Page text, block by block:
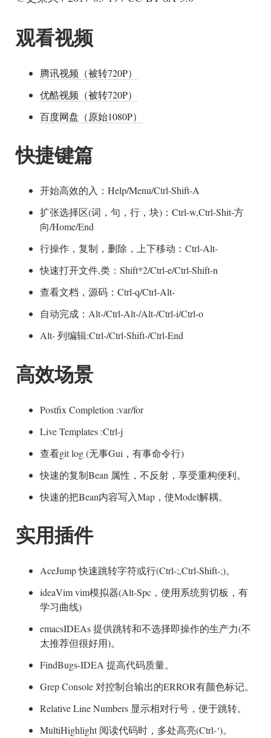
观看视频
腾讯视频（被转720P）
优酷视频（被转720P）
百度网盘（原始1080P）
快捷键篇
开始高效的入：Help/Menu/Ctrl-Shift-A
扩张选择区(词，句，行，块)：Ctrl-w,Ctrl-Shit-方
向/Home/End
行操作，复制，删除，上下移动：Ctrl-Alt-
快速打开文件,类：Shift*2/Ctrl-e/Ctrl-Shift-n
查看文档，源码：Ctrl-q/Ctrl-Alt-
自动完成：Alt-/Ctrl-Alt-/Alt-/Ctrl-i/Ctrl-o
Alt-列编辑:Ctrl-/Ctrl-Shift-/Ctrl-End
高效场景
Postfix Completion :var/for
Live Templates :Ctrl-j
查看git log (无事Gui，有事命令行)
快速的复制Bean 属性，不反射，享受重构便利。
快速的把Bean内容写入Map，使Model解耦。
实用插件
AceJump 快速跳转字符或行(Ctrl-;,Ctrl-Shift-;)。
ideaVim vim模拟器(Alt-Spc，使用系统剪切板，有
学习曲线)
emacsIDEAs 提供跳转和不选择即操作的生产力(不
太推荐但很好用)。
FindBugs-IDEA 提高代码质量。
Grep Console 对控制台输出的ERROR有颜色标记。
Relative Line Numbers 显示相对行号，便于跳转。
MultiHighlight 阅读代码时，多处高亮(Ctrl-‘)。